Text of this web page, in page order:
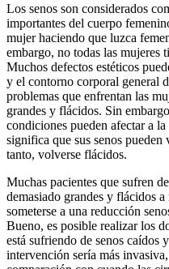
Los senos son considerados
importantes del cuerpo
mujer haciendo que luzca
embargo, no todas las mujeres
Muchos defectos estéticos
y el contorno corporal general
problemas que enfrentan las
grandes y flácidos. Sin
condiciones pueden afectar a
significa que sus senos
tanto, volverse flácidos.
Muchas pacientes que sufren
demasiado grandes y flácidos
someterse a una reducción
Bueno, es posible realizar los
está sufriendo de senos caídos
intervención sería más